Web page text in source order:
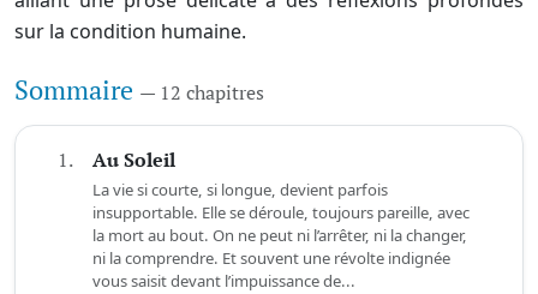
sur la condition humaine.
Sommaire — 12 chapitres
1. Au Soleil
La vie si courte, si longue, devient parfois
insupportable. Elle se déroule, toujours pareille, avec
la mort au bout. On ne peut ni l’arrêter, ni la changer,
ni la comprendre. Et souvent une révolte indignée
vous saisit devant l’impuissance de...